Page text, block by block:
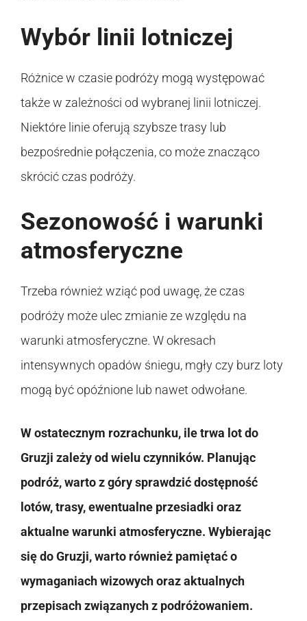
Wybór linii lotniczej
Różnice w czasie podróży mogą występować
także w zależności od wybranej linii lotniczej.
Niektóre linie oferują szybsze trasy lub
bezpośrednie połączenia, co może znacząco
skrócić czas podróży.
Sezonowość i warunki
atmosferyczne
Trzeba również wziąć pod uwagę, że czas
podróży może ulec zmianie ze względu na
warunki atmosferyczne. W okresach
intensywnych opadów śniegu, mgły czy burz loty
mogą być opóźnione lub nawet odwołane.
W ostatecznym rozrachunku, ile trwa lot do
Gruzji zależy od wielu czynników. Planując
podróż, warto z góry sprawdzić dostępność
lotów, trasy, ewentualne przesiadki oraz
aktualne warunki atmosferyczne. Wybierając
się do Gruzji, warto również pamiętać o
wymaganiach wizowych oraz aktualnych
przepisach związanych z podróżowaniem.